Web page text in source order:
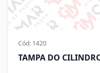
Cód: 1420
TAMPA DO